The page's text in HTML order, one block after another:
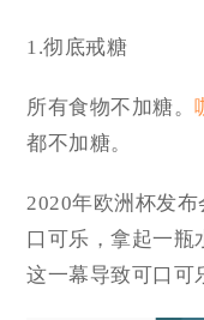
1.彻底戒糖
所有食物不加糖。
都不加糖。
2020年欧洲杯发
口可乐，拿起一瓶
这一幕导致可口可